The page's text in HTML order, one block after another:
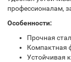
профессионалам,
Особенности:
Прочная
Компактная
Устойчивая